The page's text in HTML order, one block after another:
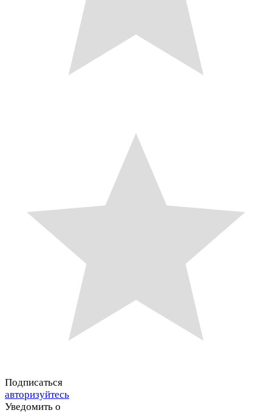
Подписаться
авторизуйтесь
Уведомить о